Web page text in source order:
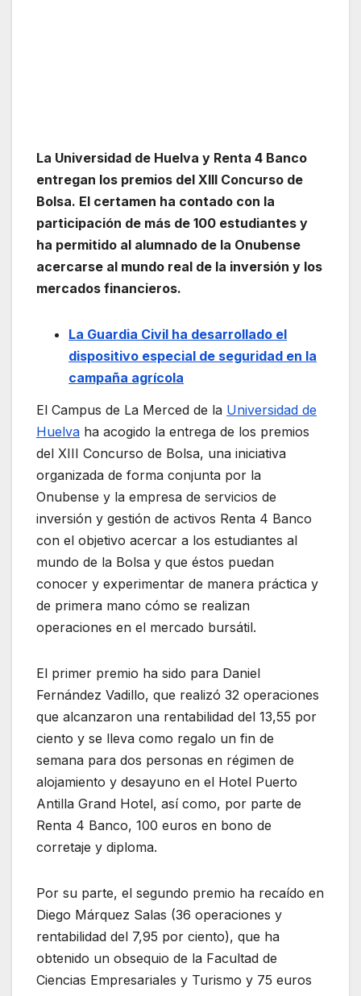
La Universidad de Huelva y Renta 4 Banco
entregan los premios del XIII Concurso de
Bolsa. El certamen ha contado con la
participación de más de 100 estudiantes y
ha permitido al alumnado de la Onubense
acercarse al mundo real de la inversión y los
mercados financieros.
La Guardia Civil ha desarrollado el
dispositivo especial de seguridad en la
campaña agrícola
El Campus de La Merced de la Universidad de
Huelva ha acogido la entrega de los premios
del XIII Concurso de Bolsa, una iniciativa
organizada de forma conjunta por la
Onubense y la empresa de servicios de
inversión y gestión de activos Renta 4 Banco
con el objetivo acercar a los estudiantes al
mundo de la Bolsa y que éstos puedan
conocer y experimentar de manera práctica y
de primera mano cómo se realizan
operaciones en el mercado bursátil.
El primer premio ha sido para Daniel
Fernández Vadillo, que realizó 32 operaciones
que alcanzaron una rentabilidad del 13,55 por
ciento y se lleva como regalo un fin de
semana para dos personas en régimen de
alojamiento y desayuno en el Hotel Puerto
Antilla Grand Hotel, así como, por parte de
Renta 4 Banco, 100 euros en bono de
corretaje y diploma.
Por su parte, el segundo premio ha recaído en
Diego Márquez Salas (36 operaciones y
rentabilidad del 7,95 por ciento), que ha
obtenido un obsequio de la Facultad de
Ciencias Empresariales y Turismo y 75 euros